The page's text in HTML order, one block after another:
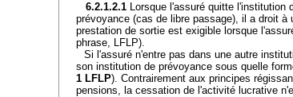
6.2.1.2.1 Lorsque l'assuré quitte l'institution
prévoyance (cas de libre passage), il a droit à
prestation de sortie est exigible lorsque
phrase, LFLP).
Si l'assuré n'entre pas dans une autre
son institution de prévoyance sous quelle
1 LFLP). Contrairement aux principes
pensions, la cessation de l'activité lucrative